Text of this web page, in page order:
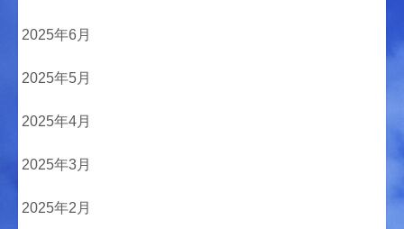
2025年6月
2025年5月
2025年4月
2025年3月
2025年2月